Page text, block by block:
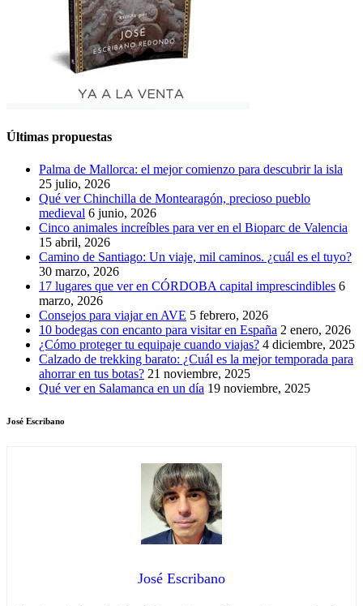
Últimas propuestas
Palma de Mallorca: el mejor comienzo para descubrir la isla
25 julio, 2026
Qué ver Chinchilla de Montearagón, precioso pueblo
medieval 6 junio, 2026
Cinco animales increíbles para ver en el Bioparc de Valencia
15 abril, 2026
Camino de Santiago: Un viaje, mil caminos. ¿cuál es el tuyo?
30 marzo, 2026
17 lugares que ver en CÓRDOBA capital imprescindibles 6
marzo, 2026
Consejos para viajar en AVE 5 febrero, 2026
10 bodegas con encanto para visitar en España 2 enero, 2026
¿Cómo proteger tu equipaje cuando viajas? 4 diciembre, 2025
Calzado de trekking barato: ¿Cuál es la mejor temporada para
ahorrar en tus botas? 21 noviembre, 2025
Qué ver en Salamanca en un día 19 noviembre, 2025
José Escribano
José Escribano